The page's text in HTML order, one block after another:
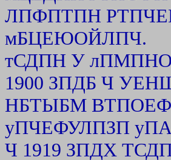
ЛПФПТПН
мБЦЕЮОЙЛПЧ.
тСДПН У
1900 ЗПДБ Ч
НБТЫБМ
уПЧЕФУЛПЗП
Ч 1919 ЗПДХ